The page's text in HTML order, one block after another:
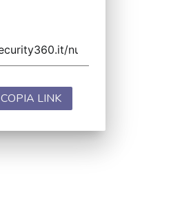
COPIA LINK